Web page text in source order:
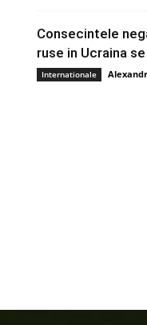
Consecintele
ruse in Ucraina
Internationale